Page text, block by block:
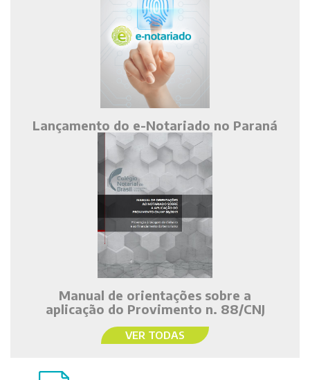
Lançamento do e-Notariado no Paraná
Manual de orientações sobre a
aplicação do Provimento n. 88/CNJ
VER TODAS